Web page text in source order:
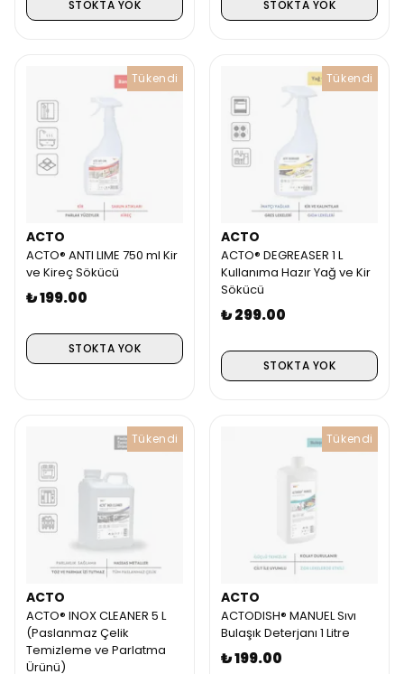
STOKTA YOK STOKTA YOK
Tükendi
ACTO
ACTO® ANTI LIME 750 ml Kir
ve Kireç Sökücü
₺ 199.00
STOKTA YOK
Tükendi
ACTO
ACTO® DEGREASER 1 L
Kullanıma Hazır Yağ ve Kir
Sökücü
₺ 299.00
STOKTA YOK
Tükendi
ACTO
ACTO® INOX CLEANER 5 L
( Paslanmaz Çelik
Temizleme ve Parlatma
Ürünü)
Tükendi
ACTO
ACTODISH® MANUEL Sıvı
Bulaşık Deterjanı 1 Litre
₺ 199.00